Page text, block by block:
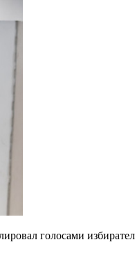
голосами